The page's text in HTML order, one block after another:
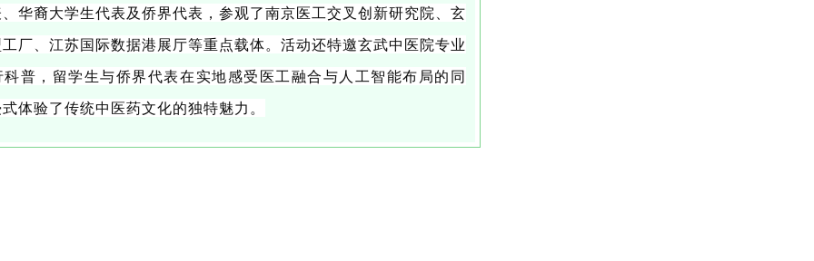
华裔大学生代表及侨界代表，参观了南京医工交叉创新研究院、玄
厂、江苏国际数据港展厅等重点载体。活动还特邀玄武中医院专业
科普，留学生与侨界代表在实地感受医工融合与人工智能布局的同
体验了传统中医药文化的独特魅力。